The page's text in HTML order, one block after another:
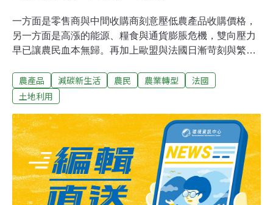
一方面是零售商與中間收購商刻意壓低農產品收購價格，
另一方面是高漲的能源、糧食與通貨膨脹危機，雙向壓力
早已讓農民血本無歸。再加上歐盟與法國日漸苛刻與繁瑣
1月底到2月初，法國85個省份、超過7萬2000名憤怒的農
畜牧業者，發起了一場聲勢浩大、為期兩週的「包圍首
主要交通幹道，用廢棄輪胎與牧草當路障，阻止農產品運
進首都。有些農民更走上巴黎街頭示威抗議，掛上抗議標
語，並在各地政府機關前潑撒水肥、傾倒肥料。法國除了
生產高科技機械、飛機與昂貴的精品外，更是歐盟第一大
的農產品生產國。產物包含玉米、小麥、油菜與各式蔬菜
等，以及豐富的乳製品與肉類，農畜牧產品佔歐盟總產值
農產品 減碳新生活 農民 農業轉型
法國
土地利用